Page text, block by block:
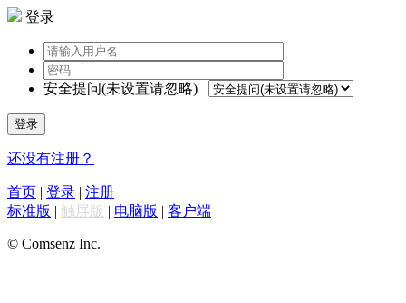
登录
安全提问(未设置请忽略)
登录
还没有注册？
首页 | 登录 | 注册
标准版 | 触屏版 | 电脑版 | 客户端
© Comsenz Inc.